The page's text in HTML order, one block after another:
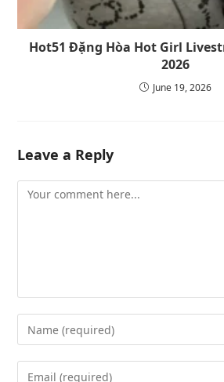
Hot51 Đặng Hòa Hot Girl
2026
June 19, 2026
Leave a Reply